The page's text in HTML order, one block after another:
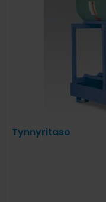
Tynnyritaso